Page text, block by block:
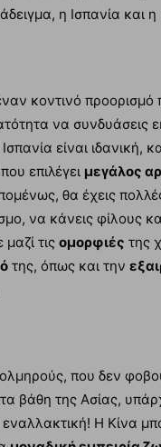
η Ισπανία και η
κοντινό
να συνδυάσεις
είναι ιδανική,
επιλέγει μεγάλος
θα έχεις
να κάνεις φίλους
τις ομορφιές της
της, όπως και την
που δεν
βάθη της Ασίας,
Η Κίνα